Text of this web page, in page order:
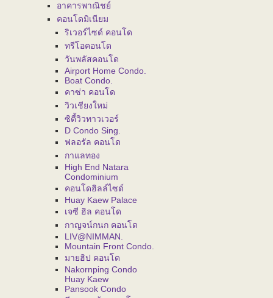
อาคารพาณิชย์
คอนโดมิเนียม
ริเวอร์ไซด์ คอนโด
ทรีโอคอนโด
วันพลัสคอนโด
Airport Home Condo.
Boat Condo.
คาซ่า คอนโด
วิวเชียงใหม่
ซิตี้วิวทาวเวอร์
D Condo Sing.
ฟลอรัล คอนโด
กาแลทอง
High End Natara
Condominium
คอนโดฮิลล์ไซด์
Huay Kaew Palace
เจซี ฮิล คอนโด
กาญจน์กนก คอนโด
LIV@NIMMAN.
Mountain Front Condo.
มายฮิป คอนโด
Nakornping Condo
Huay Kaew
Pansook Condo